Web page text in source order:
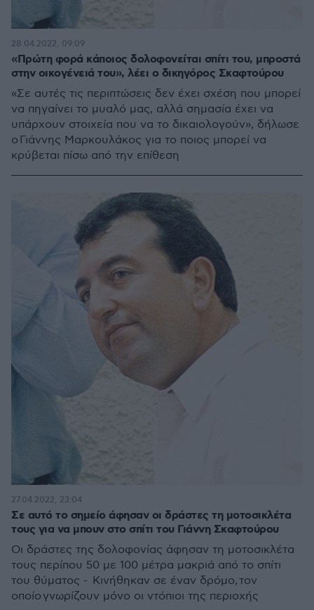
«Πρώτη φορά κάποιος δολοφονείται σπίτι του, μπροστά
στην οικογένειά του», λέει ο δικηγόρος Σκαφτούρου
«Σε αυτές τις περιπτώσεις δεν έχει σχέση που μπορεί
να πηγαίνει το μυαλό μας, αλλά σημασία έχει να
υπάρχουν στοιχεία που να το δικαιολογούν», δήλωσε
ο Γιάννης Μαρκουλάκος για το ποιος μπορεί να
κρύβεται πίσω από την επίθεση
28.04.2022, 09:09
Σε αυτό το σημείο άφησαν οι δράστες τη μοτοσικλέτα
τους για να μπουν στο σπίτι του Γιάννη Σκαφτούρου
Οι δράστες της δολοφονίας άφησαν τη μοτοσικλέτα
τους περίπου 50 με 100 μέτρα μακριά από το σπίτι
του θύματος - Κινήθηκαν σε έναν δρόμο, τον
οποίο γνωρίζουν μόνο οι ντόπιοι της περιοχής
27.04.2022, 23:04